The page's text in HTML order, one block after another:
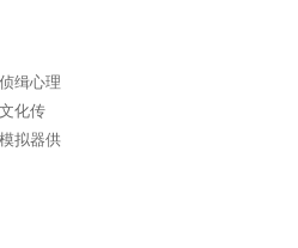
缉心理
化传
拟器供